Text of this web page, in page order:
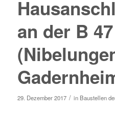
an der B 47
29. Dezember 2017 / in Baustellen